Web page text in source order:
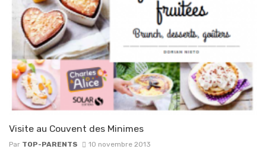
Visite au Couvent des Minimes
Par TOP-PARENTS 10 novembre 2013